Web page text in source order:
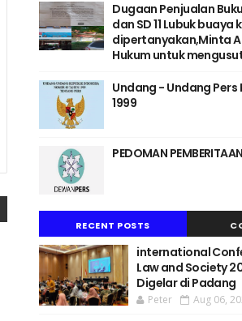
Dugaan Penjualan Buku
dan SD 11 Lubuk
dipertanyakan,Minta
Hukum untuk
Undang - Undang Pers
1999
PEDOMAN
RECENT POSTS
international
Law and Society
Digelar di Padang
Peter Aug 06,